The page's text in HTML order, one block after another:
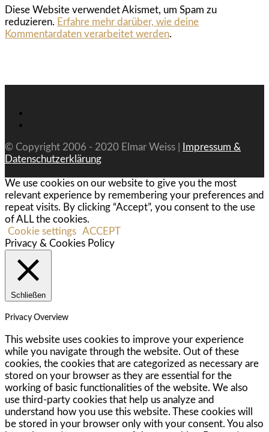
Diese Website verwendet Akismet, um Spam zu
reduzieren. Erfahre mehr darüber, wie deine
Kommentardaten verarbeitet werden.
© Copyright 2006 - 2020 Elmar Weiss |
Impressum &
Datenschutzerklärung
We use cookies on our website to give you the most
relevant experience by remembering your preferences and
repeat visits. By clicking “Accept”, you consent to the use
of ALL the cookies.
Cookie settings ACCEPT
Privacy & Cookies Policy
Schließen
Privacy Overview
This website uses cookies to improve your experience
while you navigate through the website. Out of these
cookies, the cookies that are categorized as necessary are
stored on your browser as they are essential for the
working of basic functionalities of the website. We also
use third-party cookies that help us analyze and
understand how you use this website. These cookies will
be stored in your browser only with your consent. You also